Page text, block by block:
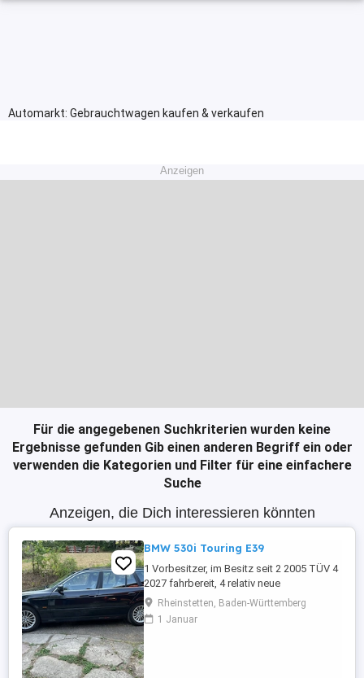
Automarkt: Gebrauchtwagen kaufen & verkaufen
Anzeigen
Für die angegebenen Suchkriterien wurden keine
Ergebnisse gefunden Gib einen anderen Begriff ein oder
verwenden die Kategorien und Filter für eine einfachere
Suche
Anzeigen, die Dich interessieren könnten
BMW 530i Touring E39
1 Vorbesitzer, im Besitz seit 2 2005 TÜV 4
2027 fahrbereit, 4 relativ neue
Sommerreifen, 4 relativ neue Winterreifen
mit Alufelgen, regelmäßige Inspektion,
Automatikgetriebe neu 2020 mit ca. 249
Rheinstetten, Baden-Württemberg
1 Januar